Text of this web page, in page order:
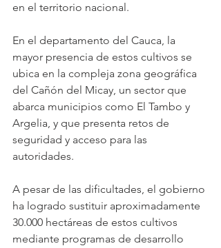
en el territorio nacional.
En el departamento del Cauca, la
mayor presencia de estos cultivos se
ubica en la compleja zona geográfica
del Cañón del Micay, un sector que
abarca municipios como El Tambo y
Argelia, y que presenta retos de
seguridad y acceso para las
autoridades.
A pesar de las dificultades, el gobierno
ha logrado sustituir aproximadamente
30.000 hectáreas de estos cultivos
mediante programas de desarrollo